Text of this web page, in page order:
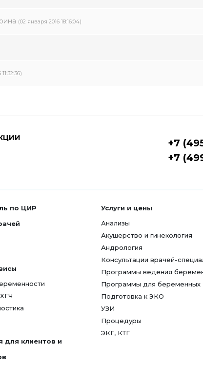
(02 января 2016 18:16:04)
+7
+7
по ЦИР
для клиентов и
Услуги и цены
Анализы
Акушерство и гинекология
Андрология
Консультации врачей-
Программы ведения
Программы для беременных
Подготовка к ЭКО
УЗИ
Процедуры
ЭКГ, КТГ